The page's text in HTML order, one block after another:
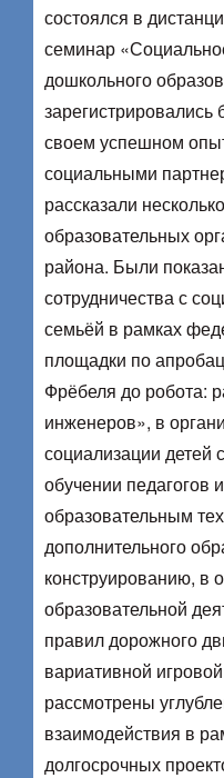
состоялся в
семинар
дошкольного
зарегистрировались
своем успешном
социальными
рассказали
образовательных
района. Были
сотрудничества с
семьёй в рамках
площадки по
Фрёбеля до робота:
инженеров», в
социализации детей
обучении педагогов
образовательным
дополнительного
конструированию, в
образовательной
правил дорожного
вариативной
рассмотрены
взаимодействия в
долгосрочных